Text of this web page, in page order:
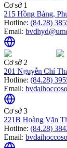
Cơ sở 1
215 Hồng Bàng,
Hotline: (84.28)
Email:
Cơ sở 2
201 Nguyễn Chí
Hotline: (84.28)
Email:
Cơ sở 3
221B Hoàng Văn
Hotline: (84.28)
Email: